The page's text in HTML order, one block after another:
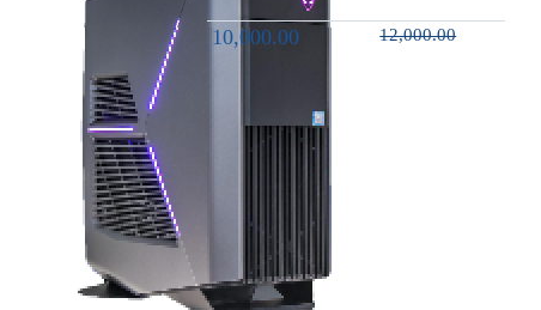
10,000.00 12,000.00